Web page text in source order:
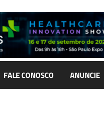
FALE CONOSCO ANUNCIE